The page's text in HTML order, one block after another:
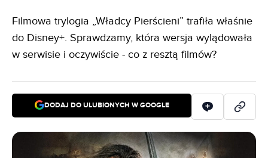
Filmowa trylogia „Władcy Pierścieni” trafiła właśnie
do Disney+. Sprawdzamy, która wersja wylądowała
w serwisie i oczywiście - co z resztą filmów?
DODAJ DO ULUBIONYCH W GOOGLE